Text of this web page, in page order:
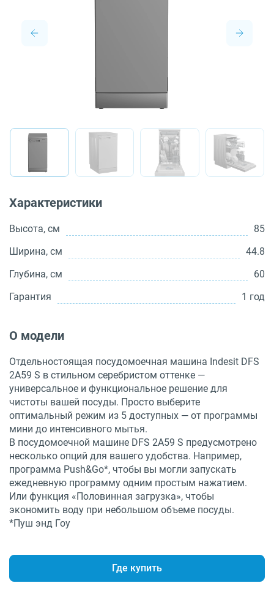
Технологии
Сервис
Характеристики
Высота, см
85
Ширина, см
44.8
Глубина, см
60
Гарантия
1 год
О модели
Отдельностоящая посудомоечная машина Indesit DFS
2A59 S в стильном серебристом оттенке —
универсальное и функциональное решение для
чистоты вашей посуды. Просто выберите
оптимальный режим из 5 доступных — от программы
мини до интенсивного мытья.
В посудомоечной машине DFS 2A59 S предусмотрено
несколько опций для вашего удобства. Например,
программа Push&Go*, чтобы вы могли запускать
ежедневную программу одним простым нажатием.
Или функция «Половинная загрузка», чтобы
экономить воду при небольшом объеме посуды.
*Пуш энд Гоу
Где купить